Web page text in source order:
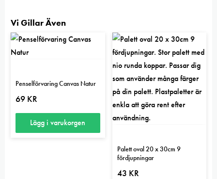
Vi Gillar Även
Penselförvaring Canvas Natur
69 KR
Lägg i varukorgen
Palett oval 20 x 30cm 9
fördjupningar
43 KR